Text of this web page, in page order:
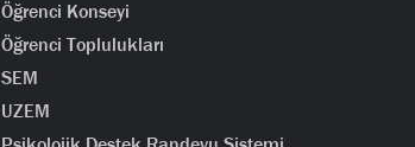
Öğrenci Konseyi
Öğrenci Toplulukları
SEM
UZEM